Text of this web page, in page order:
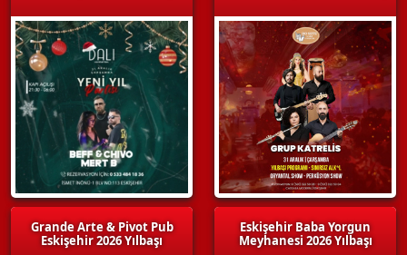
Grande Arte & Pivot Pub
Eskişehir 2026 Yılbaşı
Eskişehir Baba Yorgun
Meyhanesi 2026 Yılbaşı